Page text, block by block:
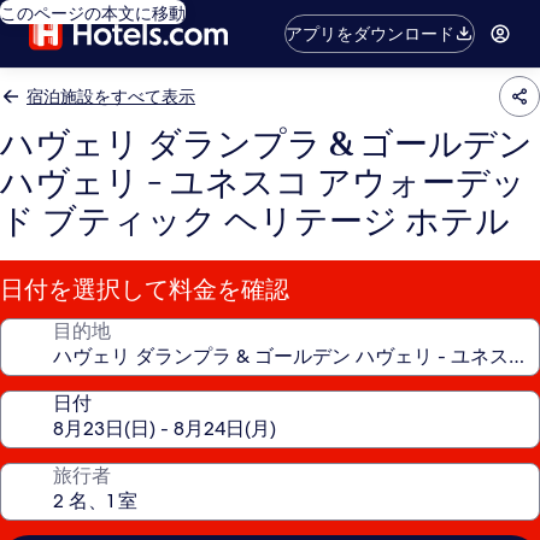
このページの本文に移動
アプリをダウンロード
宿泊施設をすべて表示
ハヴェリ ダランプラ & ゴールデン
ハヴェリ - ユネスコ アウォーデッ
ド ブティック ヘリテージ ホテル
日付を選択して料金を確認
目的地
日付
旅行者